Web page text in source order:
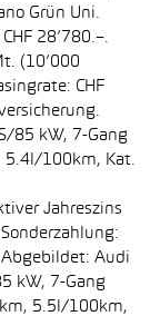
Grün Uni.
28’780.–.
(10’000
CHF
85 kW, 7-Gang
5.4l/100km, Kat.
Jahreszins
Abgebildet: Audi
kW, 7-Gang
5.5l/100km,